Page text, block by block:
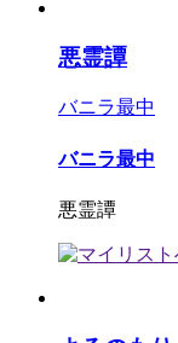
悪霊譚
バニラ最中
バニラ最中
悪霊譚